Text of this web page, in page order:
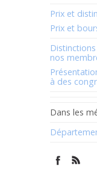
Prix et
Prix et
nos
à des
Dans les